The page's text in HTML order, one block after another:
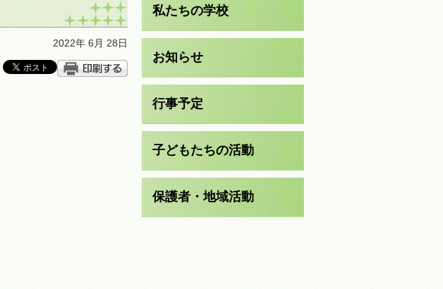
2022年 6月 28日
私たちの学校
お知らせ
行事予定
子どもたちの活動
保護者・地域活動